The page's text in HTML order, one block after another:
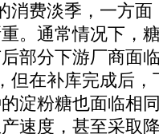
费淡季，一方面
。通常情况下，
部分下游厂商面
但在补库完成后
淀粉糖也面临相
速度，甚至采取